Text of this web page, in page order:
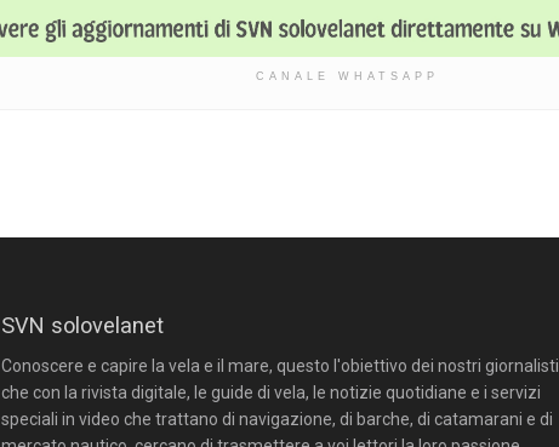
CANALE WHATSAPP
SVN solovelanet
Conoscere e capire la vela e il mare, questo l'obiettivo dei nostri giornalisti
che con la rivista digitale, le guide di vela, le notizie quotidiane e i servizi
speciali in video che trattano di navigazione, di barche, di catamarani e di